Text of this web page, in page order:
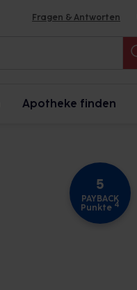
Fragen & Antworten
Apotheke finden
5
PAYBACK
Punkte 4